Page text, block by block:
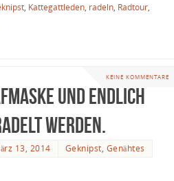
, Kattegattleden, radeln, Radtour,
KEINE KOMMENTARE
und endlich
werden.
13, 2014 Geknipst, Genähtes